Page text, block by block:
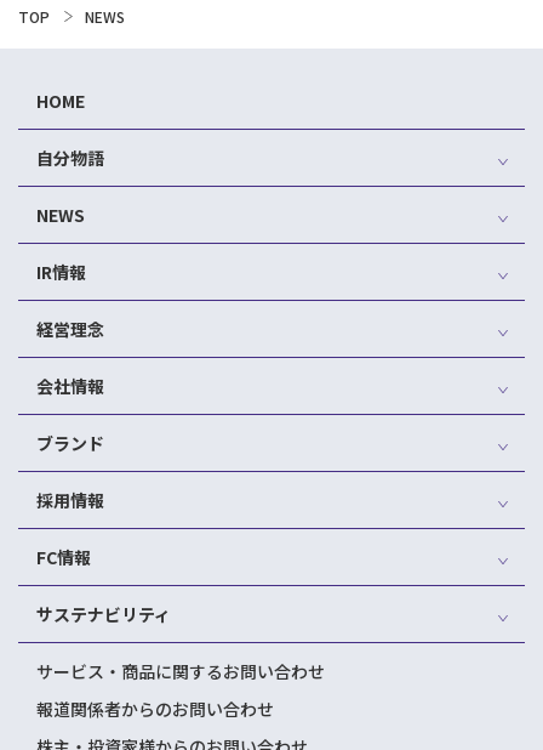
TOP NEWS
HOME
自分物語
NEWS
IR情報
経営理念
会社情報
ブランド
採用情報
FC情報
サステナビリティ
サービス・商品に関するお問い合わせ
報道関係者からのお問い合わせ